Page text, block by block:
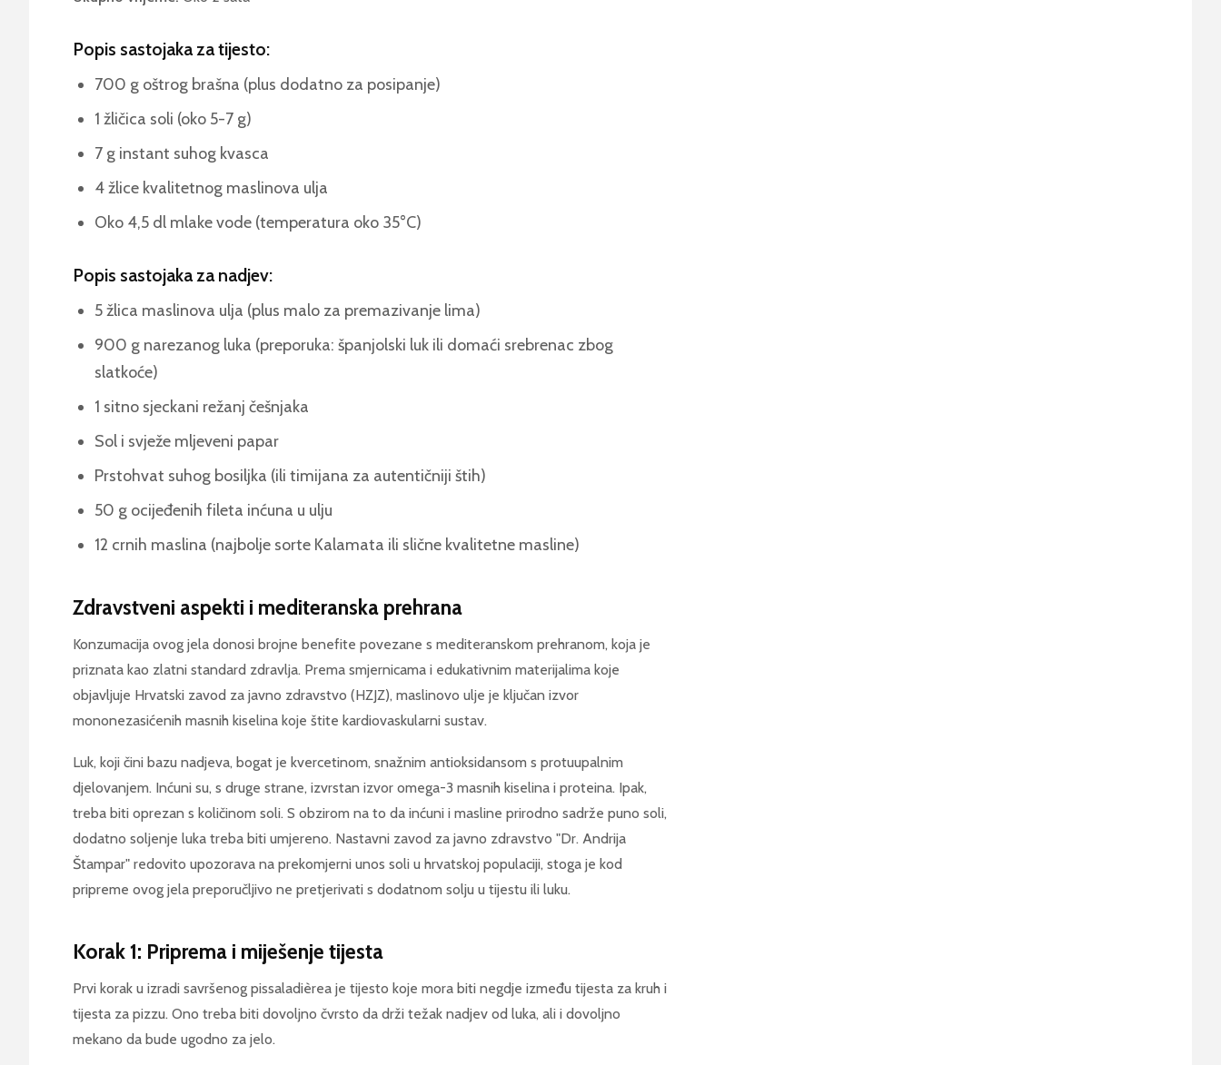
Popis sastojaka za tijesto:
700 g oštrog brašna (plus dodatno za posipanje)
1 žličica soli (oko 5-7 g)
7 g instant suhog kvasca
4 žlice kvalitetnog maslinova ulja
Oko 4,5 dl mlake vode (temperatura oko 35°C)
Popis sastojaka za nadjev:
5 žlica maslinova ulja (plus malo za premazivanje lima)
900 g narezanog luka (preporuka: španjolski luk ili domaći srebrenac zbog
slatkoće)
1 sitno sjeckani režanj češnjaka
Sol i svježe mljeveni papar
Prstohvat suhog bosiljka (ili timijana za autentičniji štih)
50 g ocijeđenih fileta inćuna u ulju
12 crnih maslina (najbolje sorte Kalamata ili slične kvalitetne masline)
Zdravstveni aspekti i mediteranska prehrana
Konzumacija ovog jela donosi brojne benefite povezane s mediteranskom prehranom, koja je
priznata kao zlatni standard zdravlja. Prema smjernicama i edukativnim materijalima koje
objavljuje Hrvatski zavod za javno zdravstvo (HZJZ), maslinovo ulje je ključan izvor
mononezasićenih masnih kiselina koje štite kardiovaskularni sustav.
Luk, koji čini bazu nadjeva, bogat je kvercetinom, snažnim antioksidansom s protuupalnim
djelovanjem. Inćuni su, s druge strane, izvrstan izvor omega-3 masnih kiselina i proteina. Ipak,
treba biti oprezan s količinom soli. S obzirom na to da inćuni i masline prirodno sadrže puno soli,
dodatno soljenje luka treba biti umjereno. Nastavni zavod za javno zdravstvo "Dr. Andrija
Štampar" redovito upozorava na prekomjerni unos soli u hrvatskoj populaciji, stoga je kod
pripreme ovog jela preporučljivo ne pretjerivati s dodatnom solju u tijestu ili luku.
Korak 1: Priprema i miješenje tijesta
Prvi korak u izradi savršenog pissaladièrea je tijesto koje mora biti negdje između tijesta za kruh i
tijesta za pizzu. Ono treba biti dovoljno čvrsto da drži težak nadjev od luka, ali i dovoljno
mekano da bude ugodno za jelo.